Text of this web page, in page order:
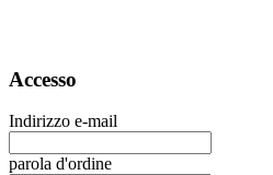
Accesso
Indirizzo e-mail
parola d'ordine